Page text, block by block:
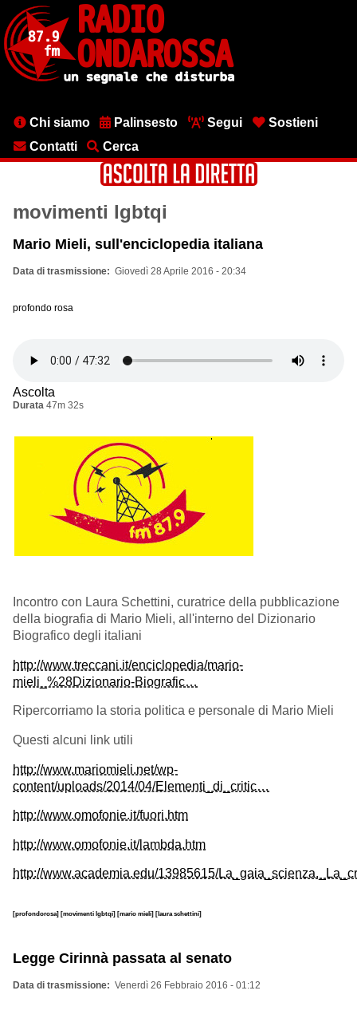
contenuto
principale
MenuChi siamo Palinsesto Segui
Sostieni
Contatti
Cerca
movimenti lgbtqi
Mario Mieli, sull'enciclopedia italiana
Data di trasmissione Giovedì 28 Aprile 2016 - 20:34
profondo rosa
Ascolta
Durata 47m 32s
Incontro con Laura Schettini, curatrice della pubblicazione
della biografia di Mario Mieli, all'interno del Dizionario
Biografico degli italiani
http://www.treccani.it/enciclopedia/mario-
mieli_%28Dizionario-Biografic…
Ripercorriamo la storia politica e personale di Mario Mieli
Questi alcuni link utili
http://www.mariomieli.net/wp-
content/uploads/2014/04/Elementi_di_critic…
http://www.omofonie.it/fuori.htm
http://www.omofonie.it/lambda.htm
http://www.academia.edu/13985615/
[profondorosa] [movimenti lgbtqi] [mario mieli] [laura schettini]
Legge Cirinnà passata al senato
Data di trasmissione Venerdì 26 Febbraio 2016 - 01:12